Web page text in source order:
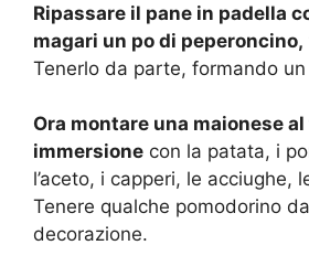
Ripassare il pane in padella
magari un po di peperoncino,
Tenerlo da parte, formando
Ora montare una maionese
immersione con la patata, i
l’aceto, i capperi, le acciughe,
Tenere qualche pomodorino
decorazione.